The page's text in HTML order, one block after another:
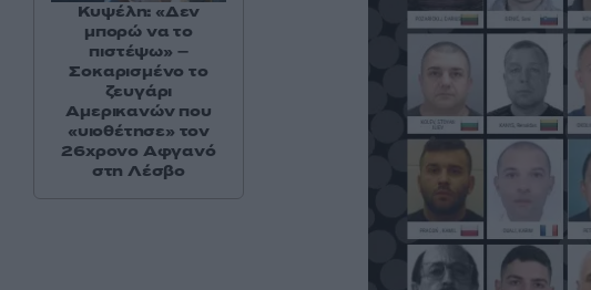
Κυψέλη: «Δεν
μπορώ να το
πιστέψω» –
Σοκαρισμένο το
ζευγάρι
Αμερικανών που
«υιοθέτησε» τον
26χρονο Αφγανό
στη Λέσβο